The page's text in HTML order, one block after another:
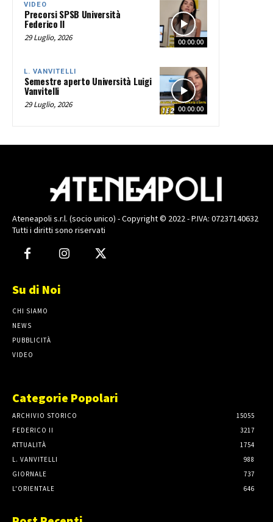
00:00:00
VIDEO
Precorsi SPSB Università
Federico II
29 Luglio, 2026
00:00:00
L. VANVITELLI
Semestre aperto Università Luigi
Vanvitelli
29 Luglio, 2026
Ateneapoli s.r.l. (socio unico) - Copyright © 2022 - P.IVA: 07237140632
Tutti i diritti sono riservati
Su di Noi
CHI SIAMO
NEWS
PUBBLICITÀ
VIDEO
Categorie Popolari
ARCHIVIO STORICO
15055
FEDERICO II
3217
ATTUALITÀ
1754
L. VANVITELLI
988
GIORNALE
737
L'ORIENTALE
646